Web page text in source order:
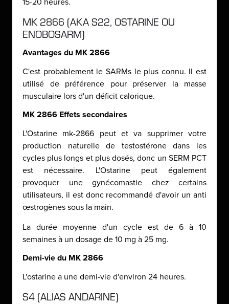
15-20 heures.
MK 2866 (AKA S22, OSTARINE OU
ENOBOSARM)
Avantages du MK 2866
C'est probablement le SARMs le plus connu. Il est
utilisé de préférence pour préserver la masse
musculaire lors d'un déficit calorique.
MK 2866 Effets secondaires
L'Ostarine mk-2866 peut et va supprimer votre
production naturelle de testostérone dans les
cycles plus longs et plus dosés, donc un SERM PCT
est nécessaire. L'Ostarine peut également
provoquer une gynécomastie chez certains
utilisateurs, il est donc recommandé d'avoir un anti
œstrogènes sous la main.
La durée moyenne d'un cycle est de 6 à 10
semaines à un dosage de 10 mg à 25 mg.
Demi-vie du MK 2866
L'ostarine a une demi-vie d'environ 24 heures.
S4 (ALIAS ANDARINE)